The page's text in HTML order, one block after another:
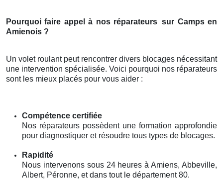
Pourquoi faire appel à nos réparateurs sur Camps en
Amienois ?
Un volet roulant peut rencontrer divers blocages nécessitant
une intervention spécialisée. Voici pourquoi nos réparateurs
sont les mieux placés pour vous aider :
Compétence certifiée
Nos réparateurs possèdent une formation approfondie
pour diagnostiquer et résoudre tous types de blocages.
Rapidité
Nous intervenons sous 24 heures à Amiens, Abbeville,
Albert, Péronne, et dans tout le département 80.